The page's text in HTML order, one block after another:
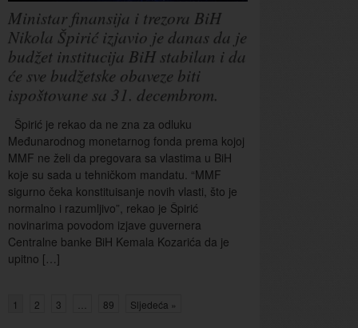
Ministar finansija i trezora BiH
Nikola Špirić izjavio je danas da je
budžet institucija BiH stabilan i da
će sve budžetske obaveze biti
ispoštovane sa 31. decembrom.
Špirić je rekao da ne zna za odluku
Međunarodnog monetarnog fonda prema kojoj
MMF ne želi da pregovara sa vlastima u BiH
koje su sada u tehničkom mandatu. “MMF
sigurno čeka konstituisanje novih vlasti, što je
normalno i razumljivo”, rekao je Špirić
novinarima povodom izjave guvernera
Centralne banke BiH Kemala Kozarića da je
upitno […]
1 2 3 89 Sljedeća »